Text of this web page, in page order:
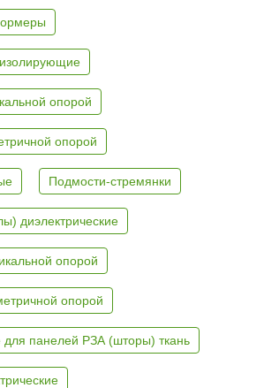
опорой
опорой
Подмости-стремянки
диэлектрические
опорой
опорой
панелей РЗА (шторы) ткань